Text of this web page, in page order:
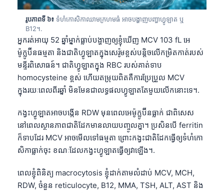
រូបភាពទី ៦៖ ទំហំកោសិកាឈាមក្រហមធំ អាចបង្ហាញបញ្ហាហ្វូឡាត ឬ
B12។.
អ្នករត់អាយុ 52 ឆ្នាំម្នាក់ធ្លាប់បង្ហាញឲ្យខ្ញុំឃើញ MCV 103 fL អេ
ម៉ូក្លូប៊ីនធម្មតា និងជាតិហ្វូឡាតក្នុងសេរ៉ូមខ្ពស់បន្តិចលើកម្រិតកាត់របស់
មន្ទីរពិសោធន៍។ ជាតិហ្វូឡាតក្នុង RBC របស់គាត់ទាប
homocysteine ខ្ពស់ ហើយតម្រុយពិតគឺការប្រែប្រួល MCV
ក្នុងរយៈពេលពីរឆ្នាំ មិនមែនជាលទ្ធផលហ្វូឡាតតែមួយលើកនោះទេ។.
កង្វះហ្វូឡាតអាចបង្កើន RDW មុនពេលអេម៉ូក្លូប៊ីនធ្លាក់ ជាពិសេស
នៅពេលស្ថានភាពជាតិដែកមានលាយបញ្ចូលគ្នា។ ប្រសិនបើ ferritin
ក៏ទាបដែរ MCV អាចមើលទៅធម្មតា ព្រោះកង្វះជាតិដែកធ្វើឲ្យទំហំកោ
សិកាធ្លាក់ចុះ ខណៈដែលកង្វះហ្វូឡាតធ្វើឲ្យវាឡើង។.
ពេលខ្ញុំពិនិត្យ macrocytosis ខ្ញុំដាក់តាមលំដាប់ MCV, MCH,
RDW, ចំនួន reticulocyte, B12, MMA, TSH, ALT, AST និង